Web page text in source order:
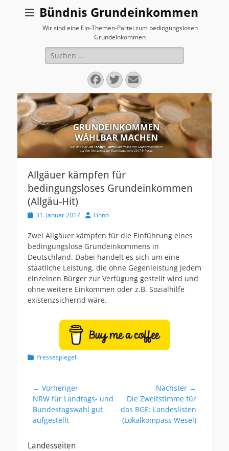
Bündnis Grundeinkommen
Wir sind eine Ein-Themen-Partei zum bedingungslosen
Grundeinkommen
Suchen
nach:
Facebook
Twitter
E-
Mail
Allgäuer kämpfen für
bedingungsloses Grundeinkommen
(Allgäu-Hit)
V
r
ö
f
f
e
n
t
l
m
31. Januar 2017 A
t
o
r
Onno
Zwei Allgäuer kämpfen für die Einführung eines
bedingungslose Grundeinkommens in
Deutschland. Dabei handelt es sich um eine
staatliche Leistung, die ohne Gegenleistung jedem
einzelnen Bürger zur Verfügung gestellt wird und
ohne weitere Einkommen oder z.B. Sozialhilfe
existenzsichernd wäre.
K
Pressespiegel
Beitragsnavigation
← Vorheriger
Vorheriger
Beitrag:
NRW für Landtags- und
Bundestagswahl gut
aufgestellt
Nächster →
Nächster
Beitrag:
Die Zweitstimme für
das BGE: Landeslisten
(Lokalkompass Wesel)
Landesseiten